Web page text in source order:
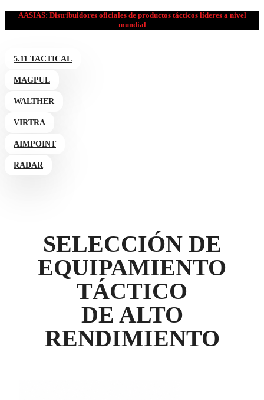
AASIAS: Distribuidores oficiales de productos tácticos líderes a nivel
mundial
5.11 TACTICAL
MAGPUL
WALTHER
VIRTRA
AIMPOINT
RADAR
SELECCIÓN DE
EQUIPAMIENTO
TÁCTICO
DE ALTO
RENDIMIENTO